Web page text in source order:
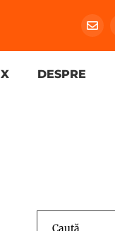
DESPRE